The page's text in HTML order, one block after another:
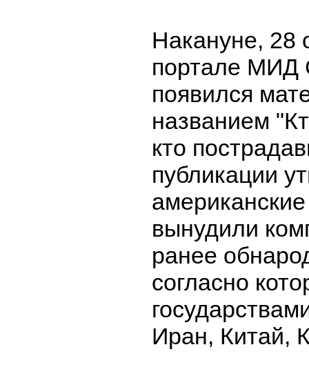
Накануне, 28
портале МИД
появился
названием
кто
публикации
вынудили
ранее
согласно
Иран, Китай,